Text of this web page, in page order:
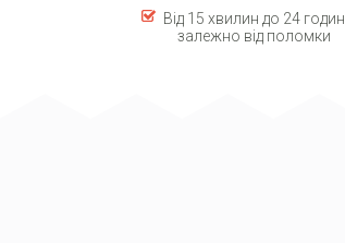
Від 15 хвилин до 24 годин
залежно від поломки